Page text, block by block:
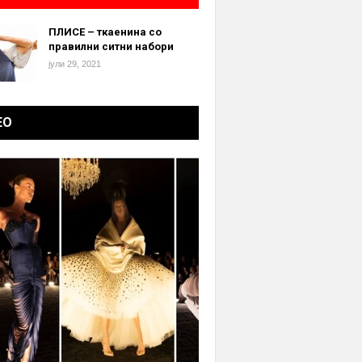
ПЛИСЕ – ткаенина со
правилни ситни набори
јули 29, 2021